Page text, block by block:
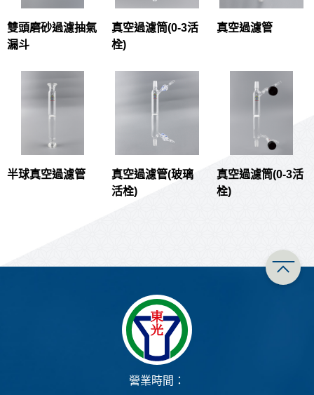
雙頭磨砂過濾抽氣
漏斗
真空過濾筒(0-3活
栓)
真空過濾管
半球真空過濾管
真空過濾管(玻璃
活栓)
真空過濾筒(0-3活
栓)
營業時間：